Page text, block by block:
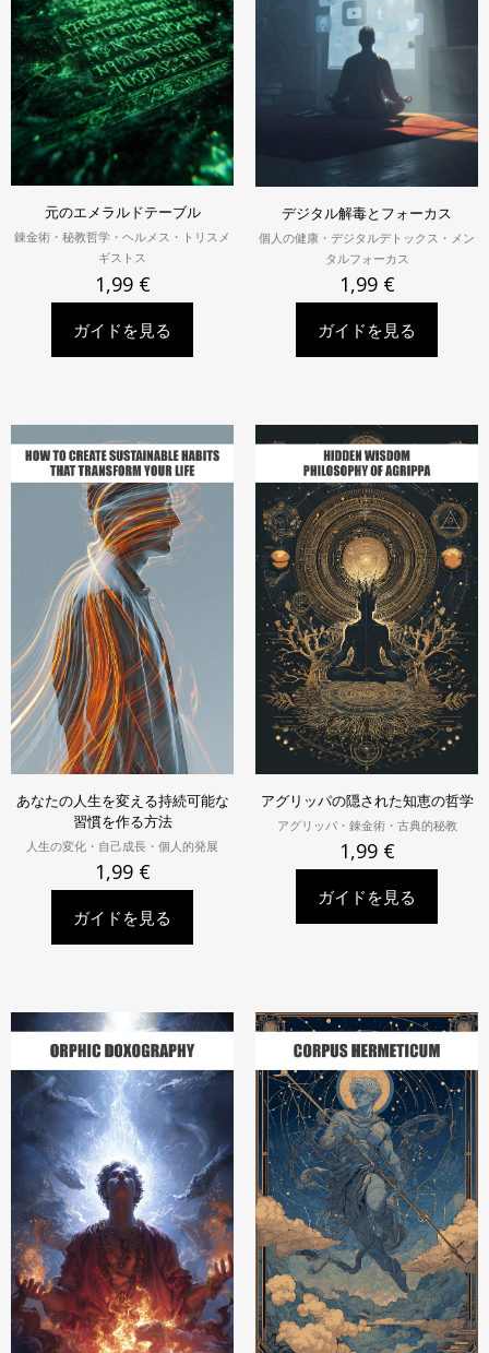
元のエメラルドテーブル
錬金術・秘教哲学・ヘルメス・トリスメ
ギストス
1,99 €
ガイドを見る
デジタル解毒とフォーカス
個人の健康・デジタルデトックス・メン
タルフォーカス
1,99 €
ガイドを見る
あなたの人生を変える持続可能な
習慣を作る方法
人生の変化・自己成長・個人的発展
1,99 €
ガイドを見る
アグリッパの隠された知恵の哲学
アグリッパ・錬金術・古典的秘教
1,99 €
ガイドを見る